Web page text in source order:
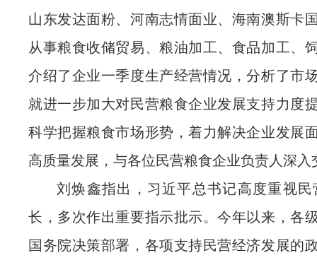
山东发达面粉、河南志情面业、海南澳斯卡
从事粮食收储贸易、粮油加工、食品加工、
介绍了企业一季度生产经营情况，分析了市
就进一步加大对民营粮食企业发展支持力度
科学把握粮食市场形势，着力解决企业发展
高质量发展，与各位民营粮食企业负责人深入
刘焕鑫指出，习近平总书记高度重视
长，多次作出重要指示批示。今年以来，各
国务院决策部署，各项支持民营经济发展的